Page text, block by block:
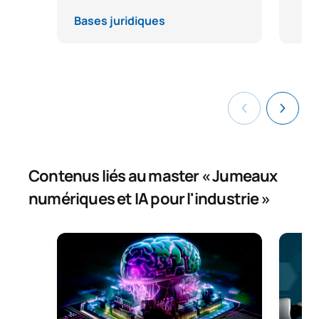
Bases juridiques
Contenus liés au master « Jumeaux
numériques et IA pour l'industrie »